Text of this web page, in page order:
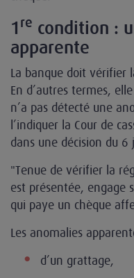
1 re condition :
apparente
La banque doit vérifier
En d’autres termes,
n’a pas détecté une
l’indiquer la Cour de
dans une décision du
"Tenue de vérifier la
est présentée, engage
qui paye un chèque
Les anomalies
d’un grattage,